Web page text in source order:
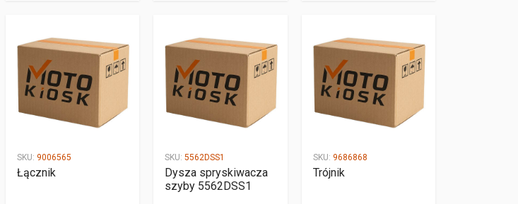
SKU: 9006565
Łącznik
SKU: 5562DSS1
Dysza spryskiwacza
szyby 5562DSS1
SKU: 9686868
Trójnik